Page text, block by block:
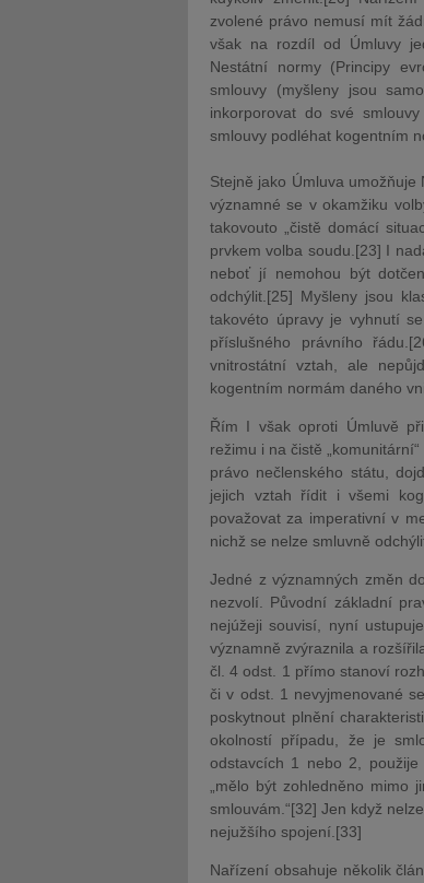
zvolené právo nemusí mít
však na rozdíl od Úmluvy
Nestátní normy (Principy
smlouvy (myšleny jsou
inkorporovat do své
smlouvy podléhat kogentním
Stejně jako Úmluva
významné se v okamžiku
takovouto „čistě domácí
prvkem volba soudu.[23] I
neboť jí nemohou být
odchýlit.[25] Myšleny jsou
takovéto úpravy je vyhnutí
příslušného právního
vnitrostátní vztah, ale
kogentním normám daného
Řím I však oproti Úmluvě
režimu i na čistě
právo nečlenského státu,
jejich vztah řídit i všemi
považovat za imperativní v
nichž se nelze smluvně
Jedné z významných změn
nezvolí. Původní základní
nejúžeji souvisí, nyní
významně zvýraznila a
čl. 4 odst. 1 přímo stanoví
či v odst. 1 nevyjmenované
poskytnout plnění
okolností případu, že je
odstavcích 1 nebo 2, použije
„mělo být zohledněno
smlouvám.“[32] Jen když
nejužšího spojení.[33]
Nařízení obsahuje několik